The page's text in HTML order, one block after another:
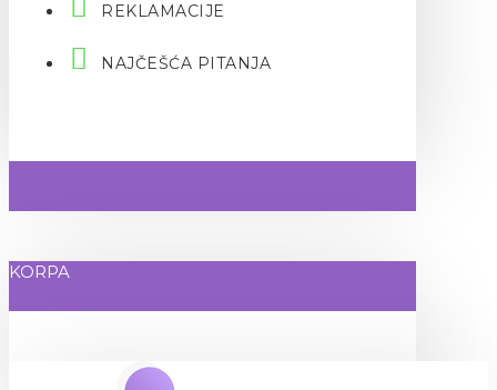
REKLAMACIJE
NAJČEŠĆA PITANJA
KORPA